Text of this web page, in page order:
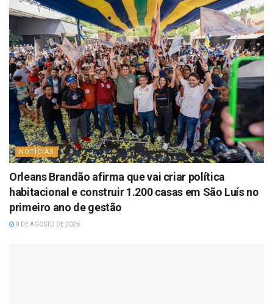
NOTÍCIAS
Orleans Brandão afirma que vai criar política
habitacional e construir 1.200 casas em São Luís no
primeiro ano de gestão
9 DE AGOSTO DE 2026